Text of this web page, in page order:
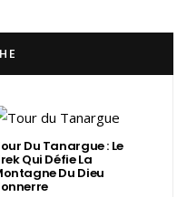
Du Tanargue : Le
Qui Défie La
Du Dieu